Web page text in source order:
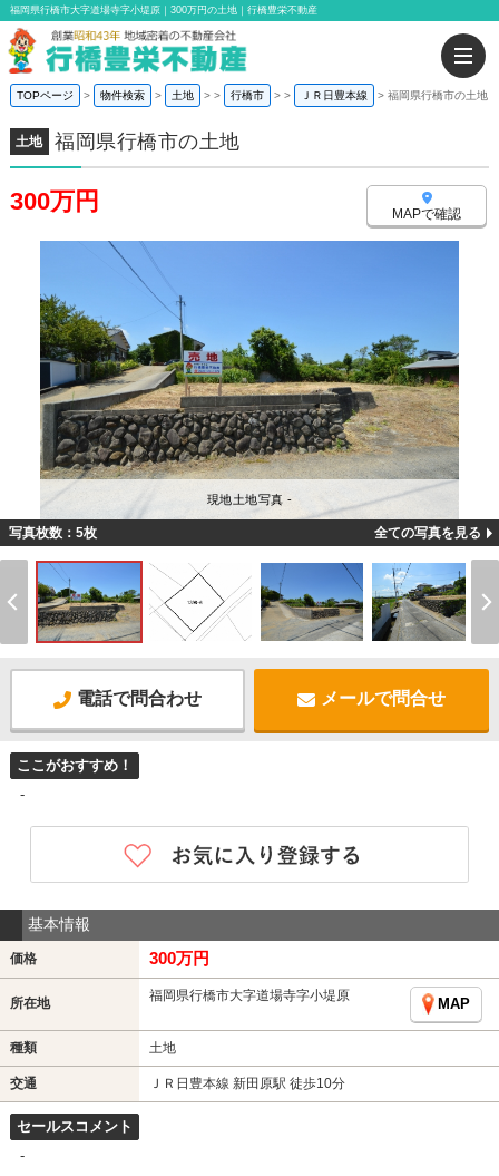
福岡県行橋市大字道場寺字小堤原｜300万円の土地｜行橋豊栄不動産
TOPページ 物件検索 土地 > 行橋市 > ＪＲ日豊本線 福岡県行橋市の土地
土地 福岡県行橋市の土地
300万円 MAPで確認
現地土地写真 -
写真枚数：5枚 全ての写真を見る
電話で問合わせ メールで問合せ
ここがおすすめ！
-
基本情報
価格 300万円
所在地 福岡県行橋市大字道場寺字小堤原
MAP
種類 土地
交通 ＪＲ日豊本線 新田原駅 徒歩10分
セールスコメント
-